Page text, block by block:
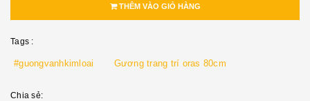
THÊM VÀO GIỎ HÀNG
Tags :
#guongvanhkimloai Gương trang trí oras 80cm
Chia sẻ: